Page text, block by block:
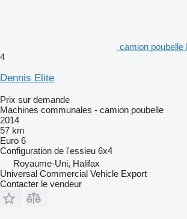
camion poubelle
4
Dennis Elite
Prix sur demande
Machines communales - camion poubelle
2014
57 km
Euro 6
Configuration de l'essieu 6x4
Royaume-Uni, Halifax
Universal Commercial Vehicle Export
Contacter le vendeur